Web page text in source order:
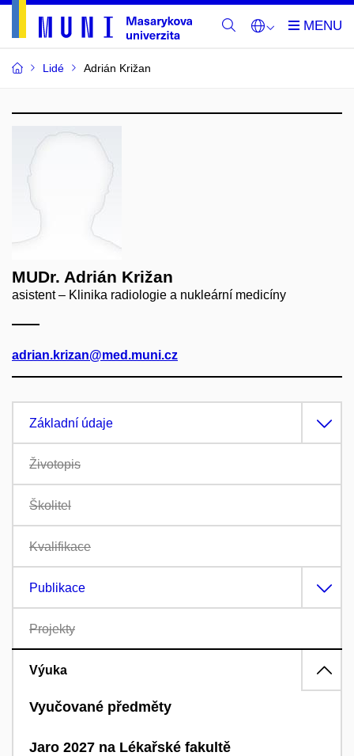
Lidé Adrián Križan
MUDr. Adrián Križan
asistent – Klinika radiologie a nukleární medicíny
adrian.krizan@med.muni.cz
Základní údaje
Životopis
Školitel
Kvalifikace
Publikace
Projekty
Výuka
Vyučované předměty
Jaro 2027 na Lékařské fakultě